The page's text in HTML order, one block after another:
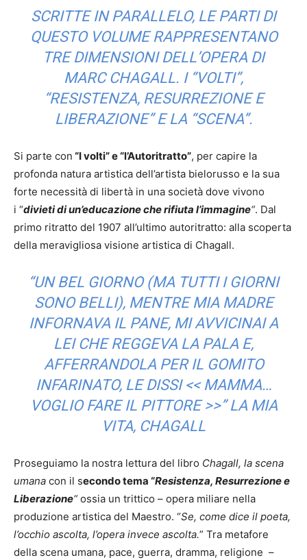
SCRITTE IN PARALLELO, LE PARTI DI
QUESTO VOLUME RAPPRESENTANO
TRE DIMENSIONI DELL’OPERA DI
MARC CHAGALL. I “VOLTI”,
“RESISTENZA, RESURREZIONE E
LIBERAZIONE” E LA “SCENA”.
Si parte con “I volti” e “l’Autoritratto”, per capire la
profonda natura artistica dell’artista bielorusso e la sua
forte necessità di libertà in una società dove vivono
i “divieti di un’educazione che rifiuta l’immagine“. Dal
primo ritratto del 1907 all’ultimo autoritratto: alla scoperta
della meravigliosa visione artistica di Chagall.
“UN BEL GIORNO (MA TUTTI I GIORNI
SONO BELLI), MENTRE MIA MADRE
INFORNAVA IL PANE, MI AVVICINAI A
LEI CHE REGGEVA LA PALA E,
AFFERRANDOLA PER IL GOMITO
INFARINATO, LE DISSI << MAMMA…
VOGLIO FARE IL PITTORE >>” LA MIA
VITA, CHAGALL
Proseguiamo la nostra lettura del libro Chagall, la scena
umana con il secondo tema “Resistenza, Resurrezione e
Liberazione“ossia un trittico – opera miliare nella
produzione artistica del Maestro. “Se, come dice il poeta,
l’occhio ascolta, l’opera invece ascolta.” Tra metafore
della scena umana, pace, guerra, dramma, religione –